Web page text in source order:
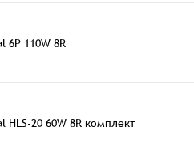
6P 110W 8R
HLS-20 60W 8R комплект